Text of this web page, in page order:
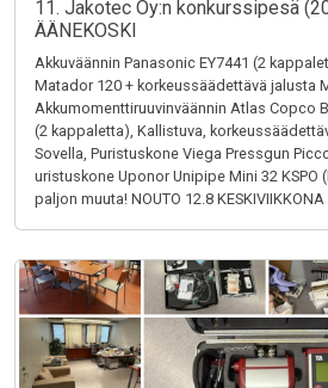
11. Jakotec Oy:n konkurssipesä
ÄÄNEKOSKI
Akkuväännin Panasonic EY7441 (2
Matador 120 + korkeussäädettävä jalusta
Akkumomenttiruuvinväännin Atlas Copco
(2 kappaletta), Kallistuva,
Sovella, Puristuskone Viega Pressgun
uristuskone Uponor Unipipe Mini 32 KSPO
paljon muuta! NOUTO 12.8